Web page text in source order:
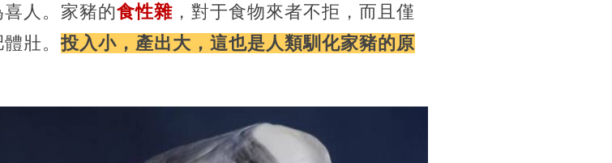
人。家豬的食性雜 ，對于食物來者不拒，而且僅
體壯。投入小，產出大，這也是人類馴化家豬的原